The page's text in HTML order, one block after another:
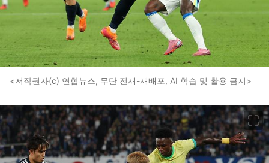
<저작권자(c) 연합뉴스, 무단 전재-재배포, AI 학습 및 활용 금지>